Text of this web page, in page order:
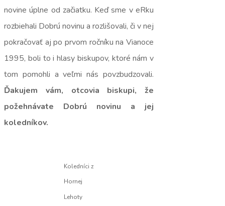
novine úplne od začiatku. Keď sme v eRku
rozbiehali Dobrú novinu a rozlišovali, či v nej
pokračovať aj po prvom ročníku na Vianoce
1995, boli to i hlasy biskupov, ktoré nám v
tom pomohli a veľmi nás povzbudzovali.
Ďakujem vám, otcovia biskupi, že
požehnávate Dobrú novinu a jej
koledníkov.
Koledníci z
Hornej
Lehoty